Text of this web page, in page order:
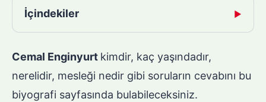
İçindekiler ▶
Cemal Enginyurt kimdir, kaç yaşındadır,
nerelidir, mesleği nedir gibi soruların cevabını bu
biyografi sayfasında bulabileceksiniz.